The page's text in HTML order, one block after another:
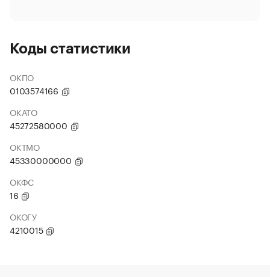
Коды статистики
ОКПО
0103574166
ОКАТО
45272580000
ОКТМО
45330000000
ОКФС
16
ОКОГУ
4210015